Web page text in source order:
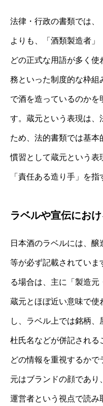
法律・行政の書類では、
よりも、「酒類製造者
どの正式な用語が多く
務といった制度的な枠組
で酒を造っているのか
す。蔵元という表現は、
ため、法的書類では基本
慣習として蔵元という表
「責任ある造り手」を指
ラベルや宣伝にお
日本酒のラベルには、
等が必ず記載されていま
る場合は、主に「製造元
蔵元とほぼ近い意味で使
し、ラベル上では銘柄
杜氏名などが併記される
どの情報を重視するか
元はブランドの顔であ
運営者という視点で読み